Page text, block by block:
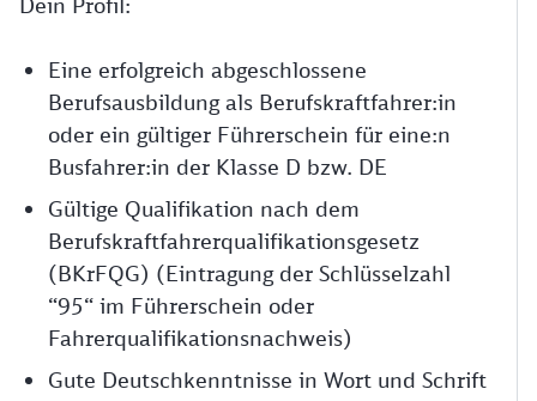
Eine erfolgreich abgeschlossene
Berufsausbildung als Berufskraftfahrer:in
oder ein gültiger Führerschein für eine:n
Busfahrer:in der Klasse D bzw. DE
Gültige Qualifikation nach dem
Berufskraftfahrerqualifikationsgesetz
(BKrFQG) (Eintragung der Schlüsselzahl
“95“ im Führerschein oder
Fahrerqualifikationsnachweis)
Gute Deutschkenntnisse in Wort und Schrift